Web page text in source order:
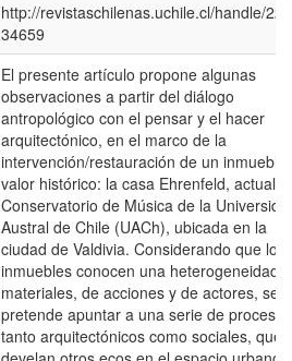
http://revistaschilenas.uchile.cl/handle/
34659
El presente artículo propone algunas
observaciones a partir del diálogo
antropológico con el pensar y el hacer
arquitectónico, en el marco de la
intervención/restauración de un inmueble
valor histórico: la casa Ehrenfeld, actual
Conservatorio de Música de la
Austral de Chile (UACh), ubicada en la
ciudad de Valdivia. Considerando que los
inmuebles conocen una heterogeneidad
materiales, de acciones y de actores, se
pretende apuntar a una serie de
tanto arquitectónicos como sociales, que